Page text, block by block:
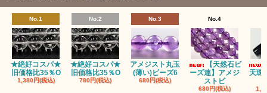
No.1
★絶好コスパ★
旧価格比35％O
1,380円(税込)
No.2
★絶好コスパ★
旧価格比35％O
780円(税込)
No.3
アメジスト丸玉
(薄い)ビーズ6
680円(税込)
No.4
【天然石ビ
ーズ連】アメジ
ストビ
680円(税込)
天珠